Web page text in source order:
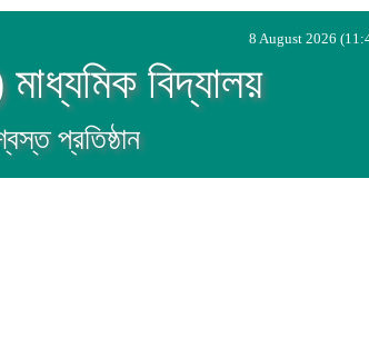
বিদ্যালয়
প্রতিষ্ঠান
8 August 2026